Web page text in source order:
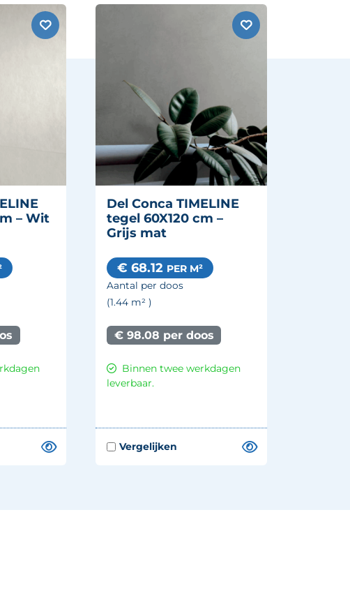
– Wit
Del Conca TIMELINE
tegel 60X120 cm –
Grijs mat
€ 68.12 PER M²
Aantal per doos
(1.44 m² )
€ 98.08 per doos
Binnen twee werkdagen
leverbaar.